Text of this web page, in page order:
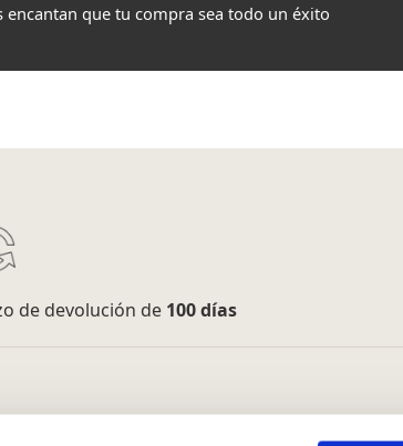
que tu compra sea todo un éxito
de devolución de 100 días